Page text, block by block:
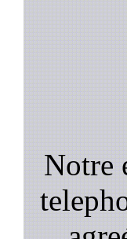
Notre